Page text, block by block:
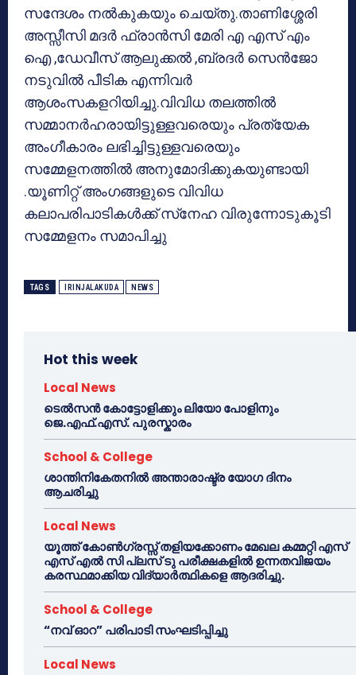
സന്ദേശം നല്‍കുകയും ചെയ്തു.താണിശ്ശേരി
അസ്സീസി മദര്‍ ഫ്രാന്‍സി മേരി എ എസ് എം
ഐ ,ഡേവീസ് ആലുക്കല്‍ ,ബ്രദര്‍ സെന്‍ജോ
നടുവില്‍ പീടിക എന്നിവര്‍
ആശംസകളറിയിച്ചു.വിവിധ തലത്തില്‍
സമ്മാനര്‍ഹരായിട്ടുള്ളവരെയും പ്രത്യേക
അംഗീകാരം ലഭിച്ചിട്ടുള്ളവരെയും
സമ്മേളനത്തില്‍ അനുമോദിക്കുകയുണ്ടായി
.യൂണിറ്റ് അംഗങ്ങളുടെ വിവിധ
കലാപരിപാടികള്‍ക്ക് സ്‌നേഹ വിരുന്നോടുകൂടി
സമ്മേളനം സമാപിച്ചു
TAGS IRINJALAKUDA NEWS
Hot this week
Local News
ടെൽസൻ കോട്ടോളിക്കും ലിയോ പോളിനും
ജെ.എഫ്.എസ്. പുരസ്കാരം
School & College
ശാന്തിനികേതനിൽ അന്താരാഷ്ട്ര യോഗ ദിനം
ആചരിച്ചു
Local News
യൂത്ത് കോൺഗ്രസ്സ് തളിയക്കോണം മേഖല കമ്മറ്റി എസ്
എസ് എൽ സി പ്ലസ് ടു പരീക്ഷകളിൽ ഉന്നതവിജയം
കരസ്ഥമാക്കിയ വിദ്യാർത്ഥികളെ ആദരിച്ചു.
School & College
“നവ് ഓറ” പരിപാടി സംഘടിപ്പിച്ചു
Local News